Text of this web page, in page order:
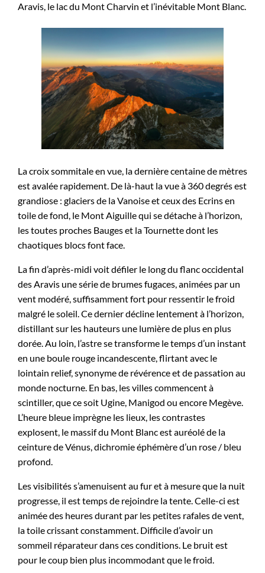
Aravis, le lac du Mont Charvin et l’inévitable Mont Blanc.
La croix sommitale en vue, la dernière centaine de mètres
est avalée rapidement. De là-haut la vue à 360 degrés est
grandiose : glaciers de la Vanoise et ceux des Ecrins en
toile de fond, le Mont Aiguille qui se détache à l’horizon,
les toutes proches Bauges et la Tournette dont les
chaotiques blocs font face.
La fin d’après-midi voit défiler le long du flanc occidental
des Aravis une série de brumes fugaces, animées par un
vent modéré, suffisamment fort pour ressentir le froid
malgré le soleil. Ce dernier décline lentement à l’horizon,
distillant sur les hauteurs une lumière de plus en plus
dorée. Au loin, l’astre se transforme le temps d’un instant
en une boule rouge incandescente, flirtant avec le
lointain relief, synonyme de révérence et de passation au
monde nocturne. En bas, les villes commencent à
scintiller, que ce soit Ugine, Manigod ou encore Megève.
L’heure bleue imprègne les lieux, les contrastes
explosent, le massif du Mont Blanc est auréolé de la
ceinture de Vénus, dichromie éphémère d’un rose / bleu
profond.
Les visibilités s’amenuisent au fur et à mesure que la nuit
progresse, il est temps de rejoindre la tente. Celle-ci est
animée des heures durant par les petites rafales de vent,
la toile crissant constamment. Difficile d’avoir un
sommeil réparateur dans ces conditions. Le bruit est
pour le coup bien plus incommodant que le froid.